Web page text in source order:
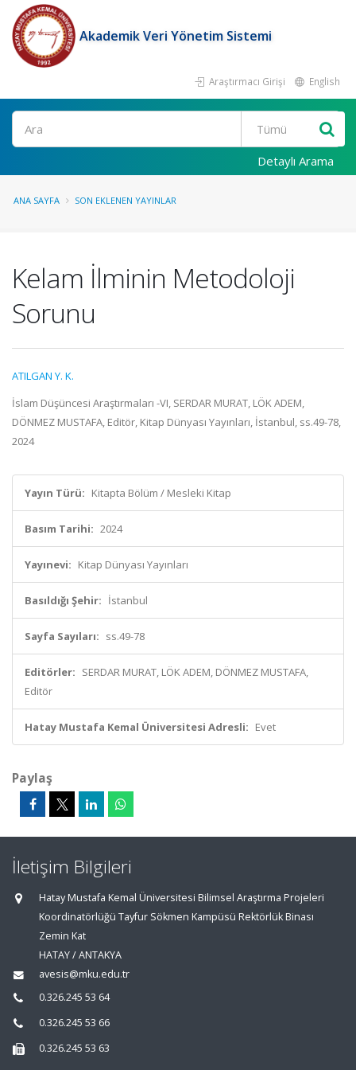
Akademik Veri Yönetim Sistemi
Araştırmacı Girişi English
Ara
Detaylı Arama
ANA SAYFA SON EKLENEN YAYINLAR
Kelam İlminin Metodoloji
Sorunu
ATILGAN Y. K.
İslam Düşüncesi Araştırmaları -VI, SERDAR MURAT, LÖK ADEM,
DÖNMEZ MUSTAFA, Editör, Kitap Dünyası Yayınları, İstanbul, ss.49-78,
2024
Yayın Türü: Kitapta Bölüm / Mesleki Kitap
Basım Tarihi: 2024
Yayınevi: Kitap Dünyası Yayınları
Basıldığı Şehir: İstanbul
Sayfa Sayıları: ss.49-78
Editörler: SERDAR MURAT, LÖK ADEM, DÖNMEZ MUSTAFA,
Editör
Hatay Mustafa Kemal Üniversitesi Adresli: Evet
Paylaş
İletişim Bilgileri
Hatay Mustafa Kemal Üniversitesi Bilimsel Araştırma Projeleri
Koordinatörlüğü Tayfur Sökmen Kampüsü Rektörlük Binası
Zemin Kat
HATAY / ANTAKYA
avesis@mku.edu.tr
0.326.245 53 64
0.326.245 53 66
0.326.245 53 63